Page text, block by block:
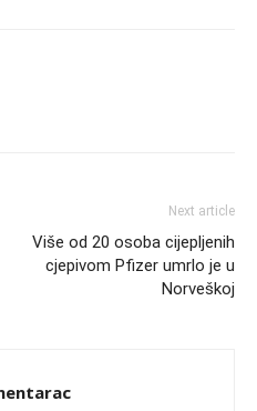
Next article
Više od 20 osoba cijepljenih
cjepivom Pfizer umrlo je u
Norveškoj